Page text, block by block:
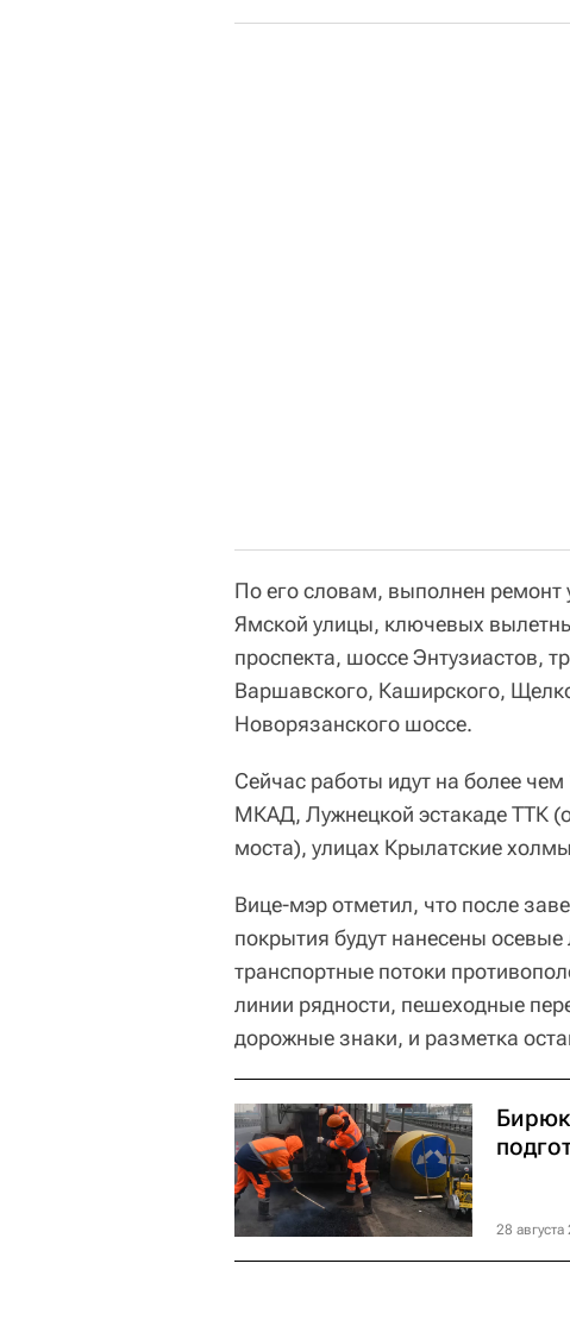
По его словам, выполнен ремонт
Ямской улицы, ключевых
проспекта, шоссе Энтузиастов,
Варшавского, Каширского,
Новорязанского шоссе.
Сейчас работы идут на более
МКАД, Лужнецкой эстакаде ТТК
моста), улицах Крылатские
Вице-мэр отметил, что после
покрытия будут нанесены
транспортные потоки
линии рядности, пешеходные
дорожные знаки, и разметка
28